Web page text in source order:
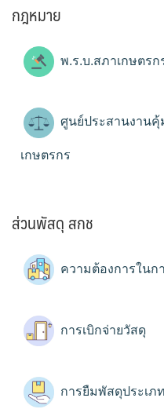
กฎหมาย
พ.ร.บ.สภาเกษตร
ศูนย์ประสานงานคุ้
เกษตรกร
ส่วนพัสดุ สกช
ความต้องการในก
การเบิกจ่ายวัสดุ
การยืมพัสดุประเภ